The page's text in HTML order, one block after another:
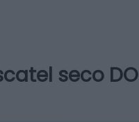
seco DO